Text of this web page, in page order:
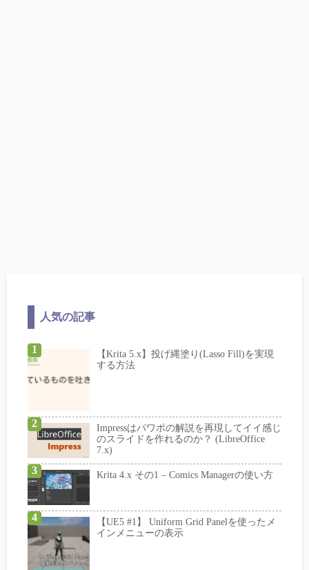
人気の記事
【Krita 5.x】投げ縄塗り(Lasso Fill)を実現
する方法
Impressはパワポの解説を再現してイイ感じ
のスライドを作れるのか？ (LibreOffice
7.x)
Krita 4.x その1 – Comics Managerの使い方
【UE5 #1】 Uniform Grid Panelを使ったメ
インメニューの表示